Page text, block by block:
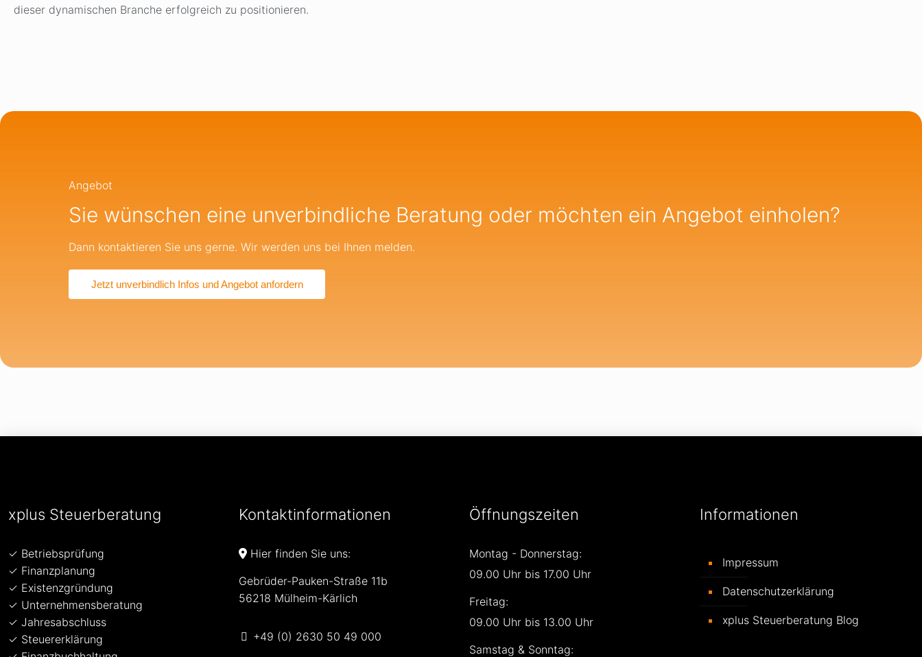
dieser dynamischen Branche erfolgreich zu positionieren.
Angebot
Sie wünschen eine unverbindliche Beratung oder möchten ein Angebot einholen?
Dann kontaktieren Sie uns gerne. Wir werden uns bei Ihnen melden.
Jetzt unverbindlich Infos und Angebot anfordern
xplus Steuerberatung
✓ Betriebsprüfung
✓ Finanzplanung
✓ Existenzgründung
✓ Unternehmensberatung
✓ Jahresabschluss
✓ Steuererklärung
Kontaktinformationen
Hier finden Sie uns:
Gebrüder-Pauken-Straße 11b
56218 Mülheim-Kärlich
+49 (0) 2630 50 49 000
Öffnungszeiten
Montag - Donnerstag:
09.00 Uhr bis 17.00 Uhr
Freitag:
09.00 Uhr bis 13.00 Uhr
Samstag & Sonntag:
Informationen
Impressum
Datenschutzerklärung
xplus Steuerberatung Blog